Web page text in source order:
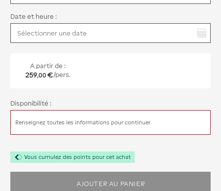
Date et heure :
A partir de :
259,00 €/pers.
Disponibilité :
Renseignez toutes les informations pour continuer
Vous cumulez des points pour cet achat
AJOUTER AU PANIER